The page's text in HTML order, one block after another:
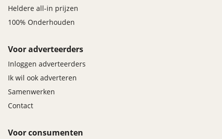
Heldere all-in prijzen
100% Onderhouden
Voor adverteerders
Inloggen adverteerders
Ik wil ook adverteren
Samenwerken
Contact
Voor consumenten